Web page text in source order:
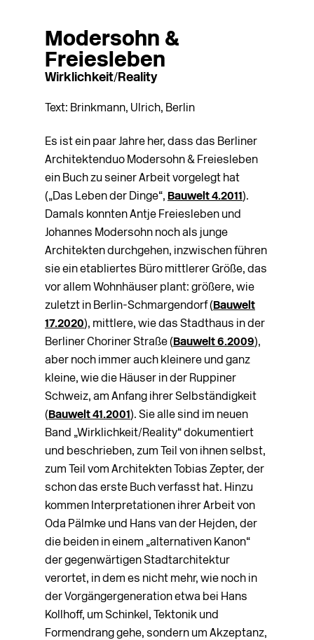
Modersohn &
Freiesleben
Wirklichkeit/Reality
Text: Brinkmann, Ulrich, Berlin
Es ist ein paar Jahre her, dass das Berliner
Architektenduo Modersohn & Freiesleben
ein Buch zu seiner Arbeit vorgelegt hat
(„Das Leben der Dinge“, Bauwelt 4.2011 ).
Damals konnten Antje Freiesleben und
Johannes Modersohn noch als junge
Architekten durchgehen, inzwischen führen
sie ein etabliertes Büro mittlerer Größe, das
vor allem Wohnhäuser plant: größere, wie
zuletzt in Berlin-Schmargendorf ( Bauwelt
17.2020), mittlere, wie das Stadthaus in der
Berliner Choriner Straße ( Bauwelt 6.2009),
aber noch immer auch kleinere und ganz
kleine, wie die Häuser in der Ruppiner
Schweiz, am Anfang ihrer Selbständigkeit
( Bauwelt 41.2001 ). Sie alle sind im neuen
Band „Wirklichkeit/Reality“ dokumentiert
und beschrieben, zum Teil von ihnen selbst,
zum Teil vom Architekten Tobias Zepter, der
schon das erste Buch verfasst hat. Hinzu
kommen Interpretationen ihrer Arbeit von
Oda Pälmke und Hans van der Hejden, der
die beiden in einem „alternativen Kanon“
der gegenwärtigen Stadt­architektur
verortet, in dem es nicht mehr, wie noch in
der Vorgängergeneration etwa bei Hans
Kollhoff, um Schinkel, Tektonik und
Formendrang gehe, sondern um Akzeptanz,